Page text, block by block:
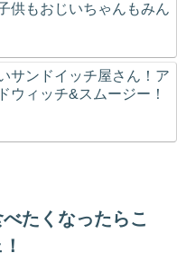
供もおじいちゃんもみん
サンドイッチ屋さん！ア
ウィッチ&スムージー！
たくなったらこ